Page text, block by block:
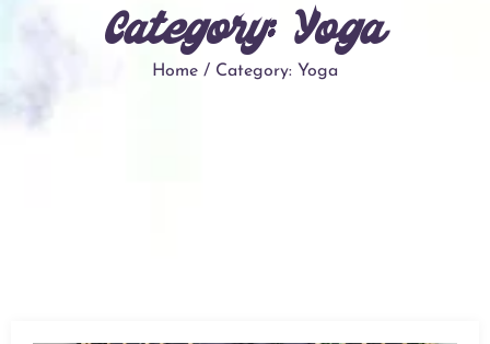
Category: Yoga
Home / Category: Yoga